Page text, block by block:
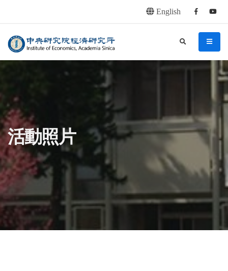
English Facebook
中央研究院經濟研究所 menu
search
活動照片